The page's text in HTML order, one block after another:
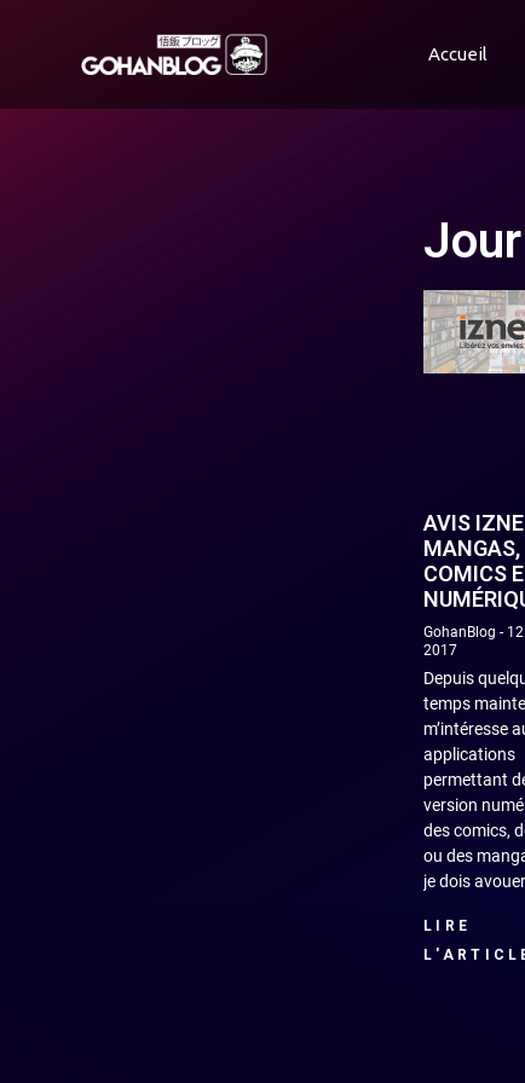
Accueil
AVIS
MANGAS,
COMICS
GohanBlog
2017
Depuis
temps
m’intéresse
applications
permettant
version
des comics,
ou des
je dois avouer
LIRE